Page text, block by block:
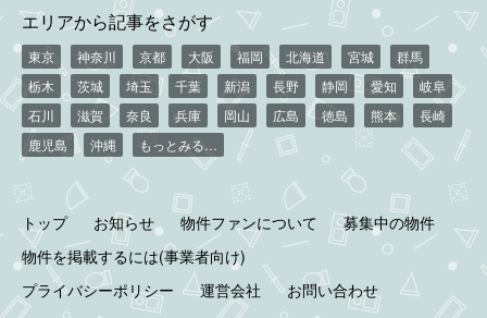
エリアから記事をさがす
東京 神奈川 京都 大阪 福岡 北海道 宮城
群馬
栃木
茨城 埼玉 千葉 新潟 長野 静岡 愛知
岐阜
石川
滋賀 奈良 兵庫 岡山 広島 徳島 熊本
長崎
鹿児島
沖縄 もっとみる…
トップ お知らせ 物件ファンについて
募集中の物件
物件を掲載するには(事業者向け)
プライバシーポリシー
運営会社 お問い合わせ